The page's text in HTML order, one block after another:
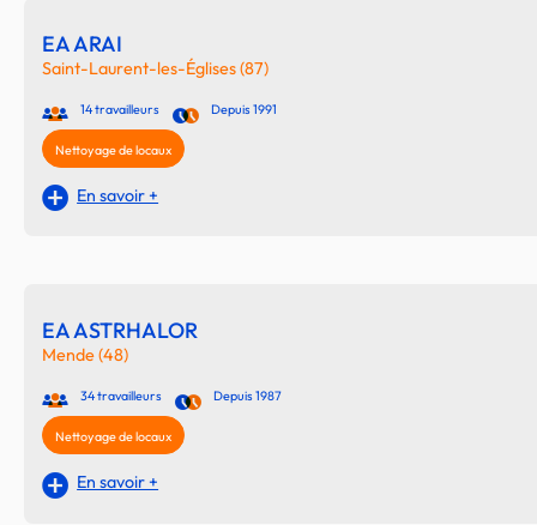
EA ARAI
Saint-Laurent-les-Églises (87)
14 travailleurs Depuis 1991
Nettoyage de locaux
En savoir +
EA ASTRHALOR
Mende (48)
34 travailleurs Depuis 1987
Nettoyage de locaux
En savoir +